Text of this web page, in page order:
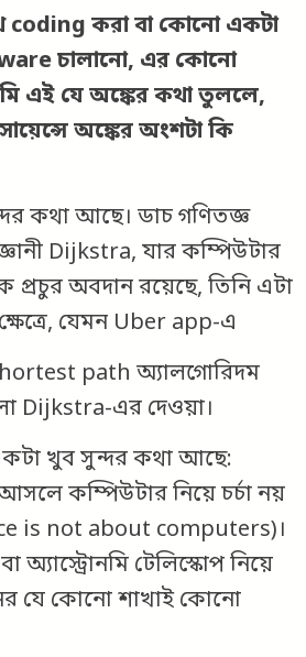
coding করা বা কোনো একটা
চালানো, এর কোনো
এই যে অঙ্কের কথা তুললে,
অঙ্কের অংশটা কি
কথা আছে। ডাচ গণিতজ্ঞ
Dijkstra, যার কম্পিউটার
প্রচুর অবদান রয়েছে, তিনি এটা
যেমন Uber app-এ
path অ্যালগোরিদম
Dijkstra-এর দেওয়া।
খুব সুন্দর কথা আছে:
কম্পিউটার নিয়ে চর্চা নয়
is not about computers)।
অ্যাস্ট্রোনমি টেলিস্কোপ নিয়ে
যে কোনো শাখাই কোনো